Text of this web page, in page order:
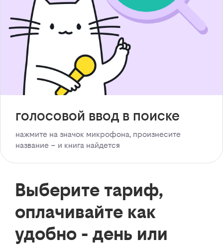
голосовой ввод в поиске
нажмите на значок микрофона, произнесите
название – и книга найдется
Выберите тариф,
оплачивайте как
удобно - день или